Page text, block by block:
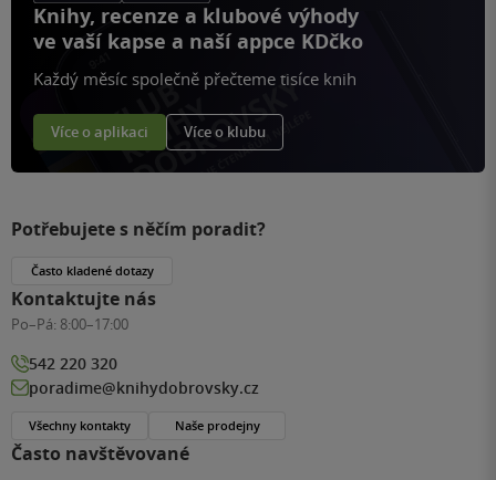
Knihy, recenze a klubové výhody
ve vaší kapse a naší appce KDčko
Každý měsíc společně přečteme tisíce knih
Více o aplikaci Více o klubu
Často navštěvované
Potřebujete s něčím poradit?
Často kladené dotazy
Kontaktujte nás
Po–Pá: 8:00–17:00
542 220 320
poradime@knihydobrovsky.cz
Všechny kontakty Naše prodejny